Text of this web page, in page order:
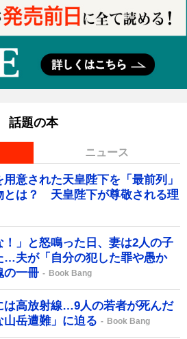
話題の本
ニュース
意された天皇陛下を「最前列」
とは？ 天皇陛下が尊敬される理
！」と怒鳴った日、妻は2人の子
…夫が「自分の犯した罪や愚か
の一冊
Book Bang
は高放射線…9人の若者が死んだ
山岳遭難」に迫る
Book Bang